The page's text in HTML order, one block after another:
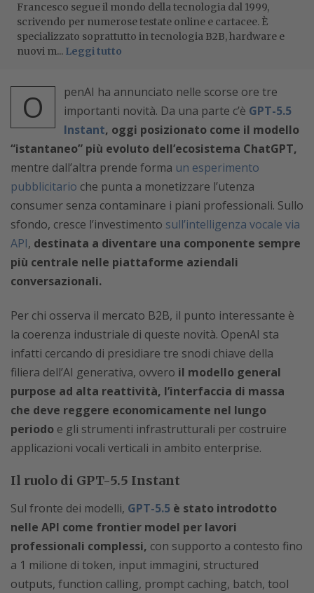
Francesco segue il mondo della tecnologia dal 1999,
scrivendo per numerose testate online e cartacee. È
specializzato soprattutto in tecnologia B2B, hardware e
nuovi m... Leggi tutto
O
penAI ha annunciato nelle scorse ore tre
importanti novità. Da una parte c’è GPT-5.5
Instant, oggi posizionato come il modello
“istantaneo” più evoluto dell’ecosistema ChatGPT,
mentre dall’altra prende forma un esperimento
pubblicitario che punta a monetizzare l’utenza
consumer senza contaminare i piani professionali. Sullo
sfondo, cresce l’investimento sull’intelligenza vocale via
API, destinata a diventare una componente sempre
più centrale nelle piattaforme aziendali
conversazionali.
Per chi osserva il mercato B2B, il punto interessante è
la coerenza industriale di queste novità. OpenAI sta
infatti cercando di presidiare tre snodi chiave della
filiera dell’AI generativa, ovvero il modello general
purpose ad alta reattività, l’interfaccia di massa
che deve reggere economicamente nel lungo
periodo e gli strumenti infrastrutturali per costruire
applicazioni vocali verticali in ambito enterprise.
Il ruolo di GPT-5.5 Instant
Sul fronte dei modelli, GPT-5.5 è stato introdotto
nelle API come frontier model per lavori
professionali complessi, con supporto a contesto fino
a 1 milione di token, input immagini, structured
outputs, function calling, prompt caching, batch, tool